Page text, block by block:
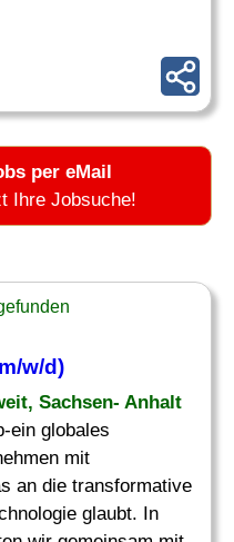
per eMail
Ihre Jobsuche!
w/d)
Sachsen- Anhalt
ein globales
mit
an die transformative
glaubt. In